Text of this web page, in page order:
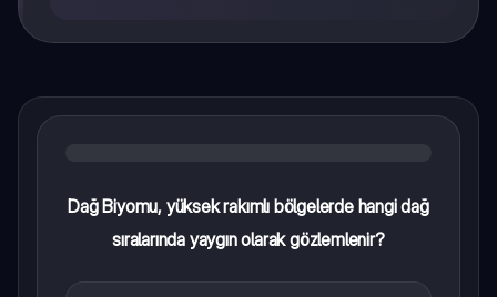
Dağ Biyomu, yüksek rakımlı bölgelerde hangi dağ
sıralarında yaygın olarak gözlemlenir?